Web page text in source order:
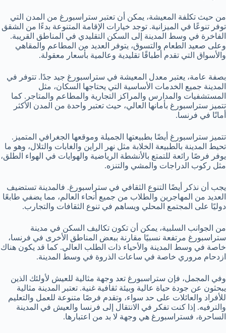
من حيث تكلفة المعيشة، يمكن أن تعتبر ستراسبورغ من المدن التي
توفر تنوعًا في الميزانية. توجد خيارات الإقامة المتنوعة بدءًا من الشقق
الفاخرة في وسط المدينة إلى السكن التقليدي في المناطق القريبة.
وعلى صعيد الطعام والتسوق، يتوفر العديد من المطاعم والمقاهي
والأسواق التي تقدم أطباقًا تقليدية وعالمية بأسعار معقولة.
بصفة عامة، يعتبر معدل المعيشة في ستراسبورغ جيد جدًا. تتوفر في
المدينة جميع الخدمات الأساسية التي يحتاجها السكان، مثل
المستشفيات والمدارس والمراكز التجارية والمطاعم والمتاجر. كما
تتميز ستراسبورغ بأمانها العالي، حيث تعتبر واحدة من المدن الأكثر
أمانًا في فرنسا.
تتميز ستراسبورغ أيضًا بطبيعتها الجميلة وموقعها الجغرافي المتميز.
تحيط المدينة بالطبيعة الخلابة مثل نهر الراين والغابات والتلال، وهو ما
يوفر فرصًا رائعة للتمتع بالأنشطة الرياضية والهوايات في الهواء الطلق،
مثل ركوب الدراجات والمشي والتنزه.
يجب أن نذكر أيضًا التنوع الثقافي في ستراسبورغ. فالمدينة تستضيف
العديد من المهاجرين والطلاب من جميع أنحاء العالم، مما يضفي طابعًا
دوليًا على المجتمع المحلي ويساهم في تنوع الثقافات والتجارب.
من الجوانب السلبية، يمكن أن تكون تكاليف السكن في مدينة
ستراسبورغ مرتفعة نسبيًا مقارنة ببعض المناطق الأخرى في فرنسا،
خاصة في وسط المدينة والأحياء ذات الطلب العالي. كما قد يكون هناك
ازدحام مروري خاصة في ساعات الذروة في وسط المدينة.
وفي المجمل، فإن ستراسبورغ تعد وجهة مثالية للعيش لأولئك الذين
يبحثون عن جودة حياة عالية وبيئة ثقافية غنية. تعتبر المدينة مثالية
للأفراد والعائلات على حد سواء، وتقدم فرصًا متنوعة للعمل والتعليم
والترفيه. إذا كنت تفكر في الانتقال إلى فرنسا والعيش في المدينة
الساحرة، فستراسبورغ هي وجهة لا بد من اعتبارها.